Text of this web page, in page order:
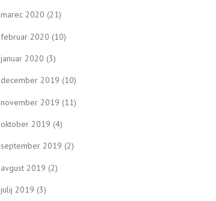
marec 2020 (21)
februar 2020 (10)
januar 2020 (3)
december 2019 (10)
november 2019 (11)
oktober 2019 (4)
september 2019 (2)
avgust 2019 (2)
julij 2019 (3)